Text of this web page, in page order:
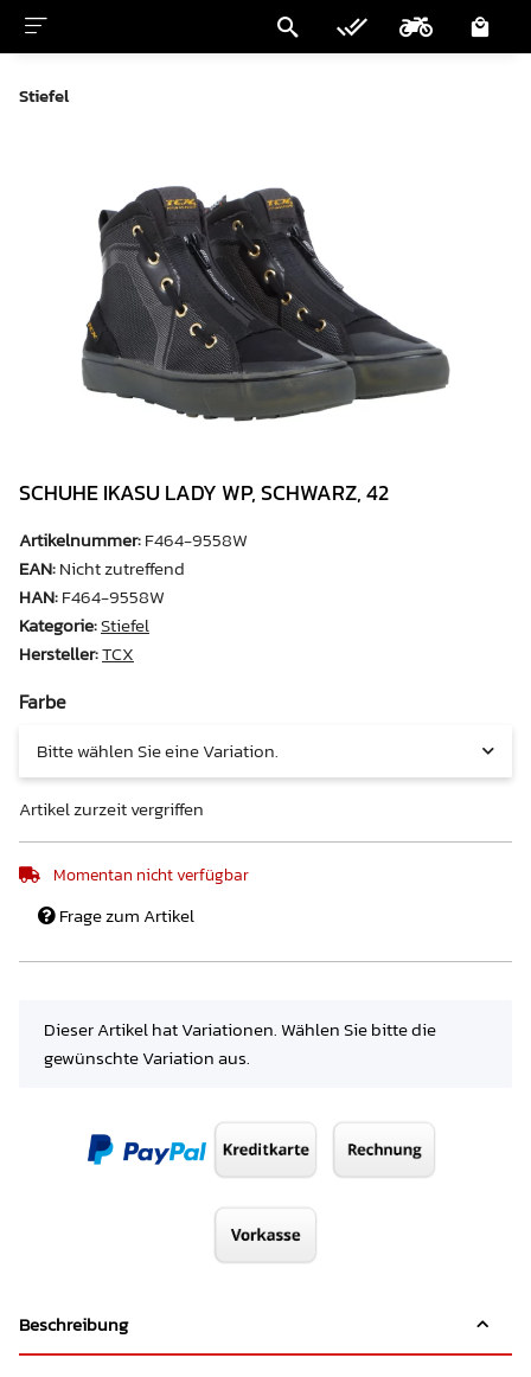
Stiefel
SCHUHE IKASU LADY WP, SCHWARZ, 42
Artikelnummer:F464-9558W
EAN:Nicht zutreffend
HAN:F464-9558W
Kategorie:Stiefel
Hersteller:TCX
Farbe
Bitte wählen Sie eine Variation.
Artikel zurzeit vergriffen
Momentan nicht verfügbar
Frage zum Artikel
x
Dieser Artikel hat Variationen. Wählen Sie bitte die
gewünschte Variation aus.
Beschreibung